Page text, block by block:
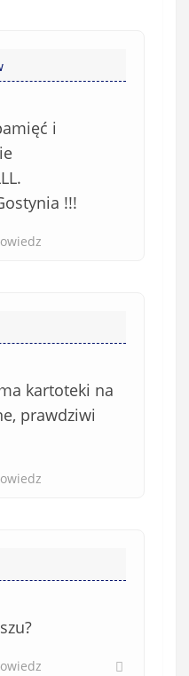
i
!!!
kartoteki na
prawdziwi